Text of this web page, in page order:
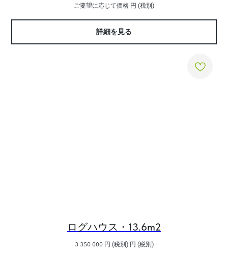
ご要望に応じて価格 円 (税別)
詳細を見る
ログハウス・13.6m2
3 350 000 円 (税別) 円 (税別)